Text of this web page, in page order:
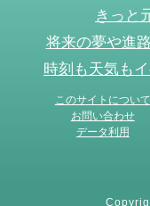
きっと
将来の夢や進
時刻も天気も
このサイトについて
お問い合わせ
データ利用